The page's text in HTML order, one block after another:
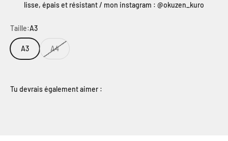
lisse, épais et résistant / mon instagram : @okuzen_kuro
Taille:A3
A3 A4
Tu devrais également aimer :